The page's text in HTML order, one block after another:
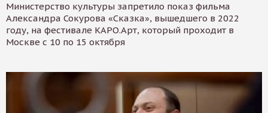
Министерство культуры запретило показ фильма
Александра Сокурова «Сказка», вышедшего в 2022
году, на фестивале КАРО.Арт, который проходит в
Москве с 10 по 15 октября